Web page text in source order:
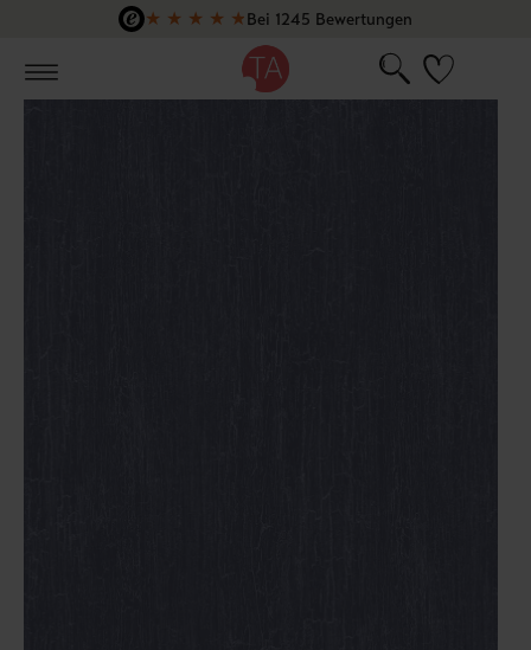
Zum Hauptinhalt springen
★ ★ ★ ★ ★Bei 1245 Bewertungen